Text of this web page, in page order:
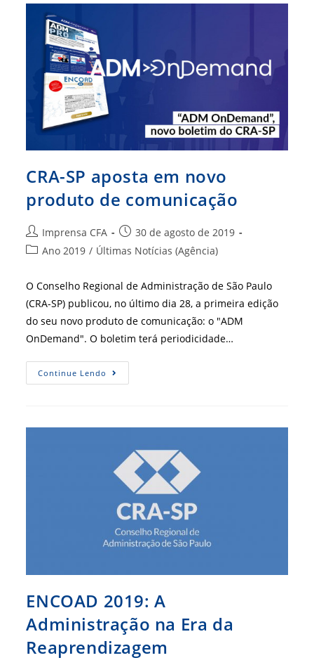
Do
CRA-SP aposta em novo
produto de comunicação
Autor
do
Imprensa CFA
Post
publicado:
30 de agosto de 2019
Categoria
post:
Ano 2019 / Últimas Notícias (Agência)
O Conselho Regional de Administração de São Paulo
(CRA-SP) publicou, no último dia 28, a primeira edição
do seu novo produto de comunicação: o "ADM
OnDemand". O boletim terá periodicidade…
Continue Lendo CRA-
SP
ENCOAD 2019: A
Administração na Era da
Reaprendizagem